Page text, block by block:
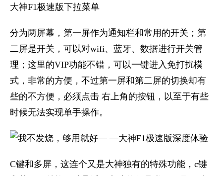
大神F1极速版下拉菜单
分为两屏幕，第一屏作为通知栏和常用的开关；第
二屏是开关，可以对wifi、蓝牙、数据进行开关管
理；这里的VIP功能不错，可以一键进入免打扰模
式，非常的方便，不过第一屏和第二屏的切换却有
些的不方便，必须点击 右上角的按钮，以至于有些
时候无法实现单手操作。
C键和多屏，这连个又是大神独有的特殊功能，c键